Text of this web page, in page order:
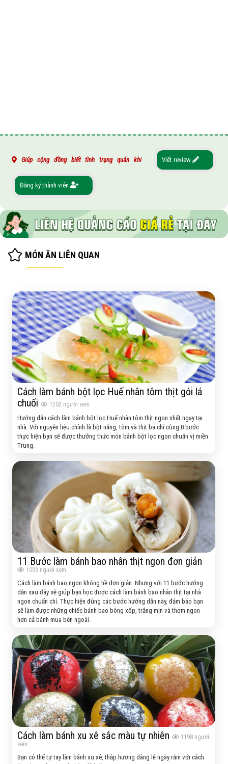
Giúp cộng đồng biết tình trạng quán khi Viết review
Đăng ký thành viên
MÓN ĂN LIÊN QUAN
Cách làm bánh bột lọc Huế nhân tôm thịt gói lá
chuối
1202 người xem
Hướng dẫn cách làm bánh bột lọc Huế nhân tôm thịt ngon nhất ngay tại
nhà. Với nguyên liệu chính là bột năng, tôm và thịt ba chỉ cùng 8 bước
thực hiện bạn sẽ được thưởng thức món bánh bột lọc ngon chuẩn vị miền
Trung.
11 Bước làm bánh bao nhân thịt ngon đơn giản
1033 người xem
Cách làm bánh bao ngon không hề đơn giản. Nhưng với 11 bước hướng
dẫn sau đây sẽ giúp bạn học được cách làm bánh bao nhân thịt tại nhà
ngon chuẩn chỉ. Thực hiện đúng các bước hướng dẫn này, đảm bảo bạn
sẽ làm được những chiếc bánh bao bông xốp, trắng mịn và thơm ngon
hơn cả bánh mua bên ngoài.
Cách làm bánh xu xê sắc màu tự nhiên 1198 người
xem
Bạn có thể tự tay làm bánh xu xê, thắp hương dâng lễ ngày rằm với cách